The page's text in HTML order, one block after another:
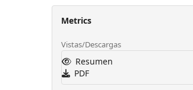
Metrics
Vistas/Descargas
Resumen
PDF